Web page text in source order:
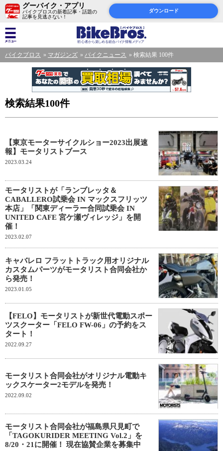
グーバイク・アプリ
バイクブロスの新着記事・話題の
記事を見逃さない！
ダウンロード
バイクブロス マガジンズ バイクニュース 検索結果 100件
検索結果100件
【東京モーターサイクルショー2023出展速
報】モータリストブース
2023.03.24
モータリストが「ランブレッタ＆
CABALLERO試乗会 IN マックスフリッツ
本店」「関東ディーラー合同試乗会 IN
UNITED CAFE 宮ケ瀬ヴィレッジ」を開
催！
2023.02.07
キャバレロ フラットトラック用オリジナル
カスタムパーツがモータリスト合同会社か
ら発売！
2023.01.05
【FELO】モータリストが新世代電動スポー
ツスクーター「FELO FW-06」の予約をス
タート！
2022.09.27
モータリスト合同会社がオリジナル電動キ
ックスケーター2モデルを発売！
2022.09.02
モータリスト合同会社が福島県只見町で
「TAGOKURIDER MEETING Vol.2」を
8/20・21に開催！ 現在協賛企業を募集中